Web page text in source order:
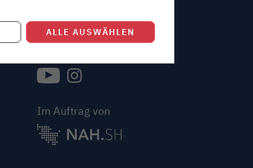
Kontakt
Im Auftrag von
ALLE AUSWÄHLEN